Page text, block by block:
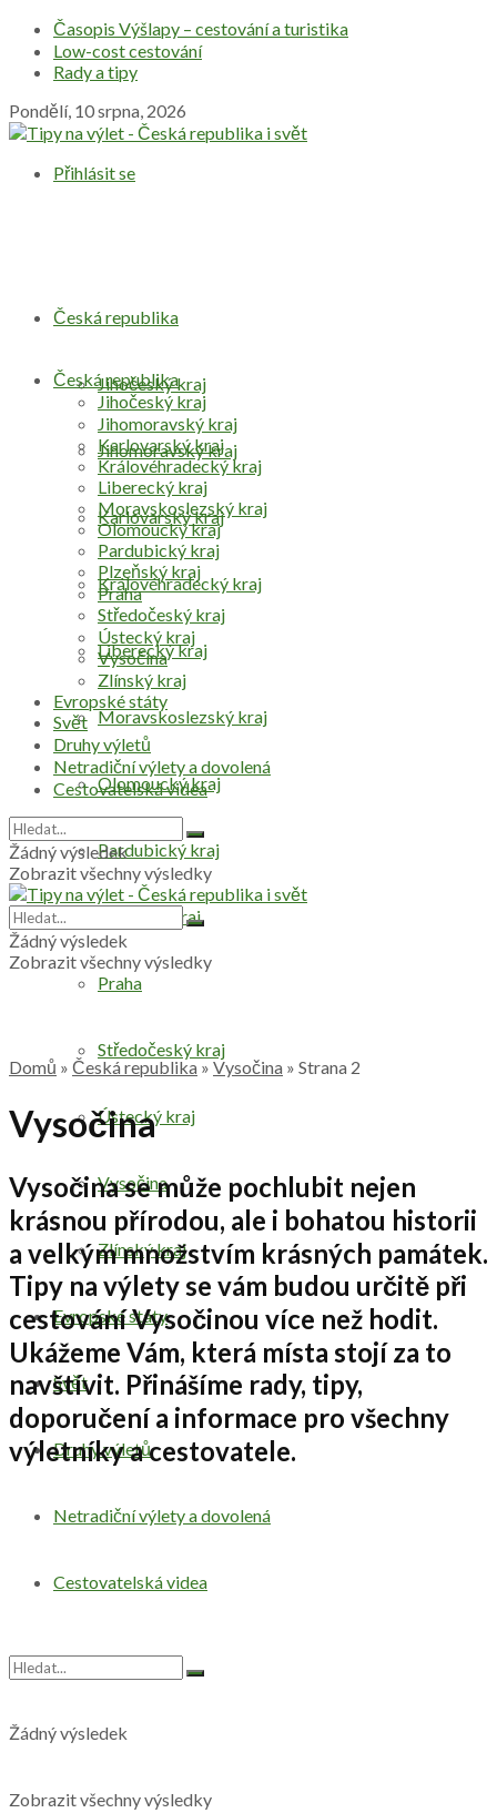
Časopis Výšlapy – cestování a turistika
Low-cost cestování
Rady a tipy
Pondělí, 10 srpna, 2026
Přihlásit se
Česká republika
Jihočeský kraj
Jihomoravský kraj
Karlovarský kraj
Královéhradecký kraj
Liberecký kraj
Moravskoslezský kraj
Olomoucký kraj
Pardubický kraj
Plzeňský kraj
Praha
Středočeský kraj
Ústecký kraj
Vysočina
Zlínský kraj
Evropské státy
Svět
Druhy výletů
Netradiční výlety a dovolená
Cestovatelská videa
Žádný výsledek
Zobrazit všechny výsledky
Česká republika
Jihočeský kraj
Jihomoravský kraj
Karlovarský kraj
Královéhradecký kraj
Liberecký kraj
Moravskoslezský kraj
Olomoucký kraj
Pardubický kraj
Plzeňský kraj
Praha
Středočeský kraj
Ústecký kraj
Vysočina
Zlínský kraj
Evropské státy
Svět
Druhy výletů
Netradiční výlety a dovolená
Cestovatelská videa
Žádný výsledek
Zobrazit všechny výsledky
Žádný výsledek
Zobrazit všechny výsledky
Domů » Česká republika » Vysočina » Strana 2
Vysočina
Vysočina se může pochlubit nejen
krásnou přírodou, ale i bohatou historii
a velkým množstvím krásných památek.
Tipy na výlety se vám budou určitě při
cestování Vysočinou více než hodit.
Ukážeme Vám, která místa stojí za to
navštívit. Přinášíme rady, tipy,
doporučení a informace pro všechny
výletníky a cestovatele.